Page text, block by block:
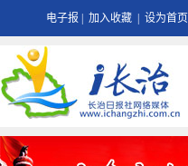
电子报 加入收藏 设为首页